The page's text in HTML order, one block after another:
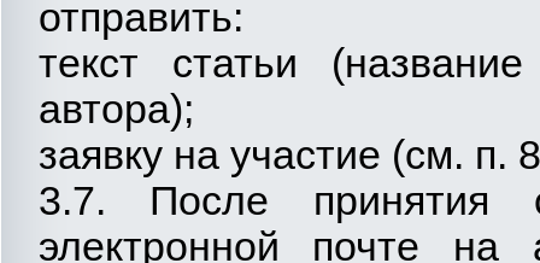
отправить:
текст статьи
автора);
заявку на участие (см. п.
3.7. После принятия
электронной почте на